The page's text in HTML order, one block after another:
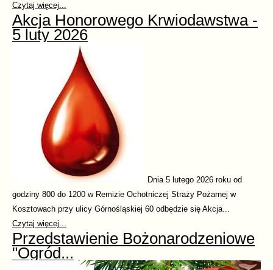
Czytaj więcej...
Akcja Honorowego Krwiodawstwa -
5 luty 2026
Dnia 5 lutego 2026 roku od
godziny 800 do 1200 w Remizie Ochotniczej Straży Pożarnej w
Kosztowach przy ulicy Górnośląskiej 60 odbędzie się Akcja...
Czytaj więcej...
Przedstawienie Bożonarodzeniowe
"Ogród...